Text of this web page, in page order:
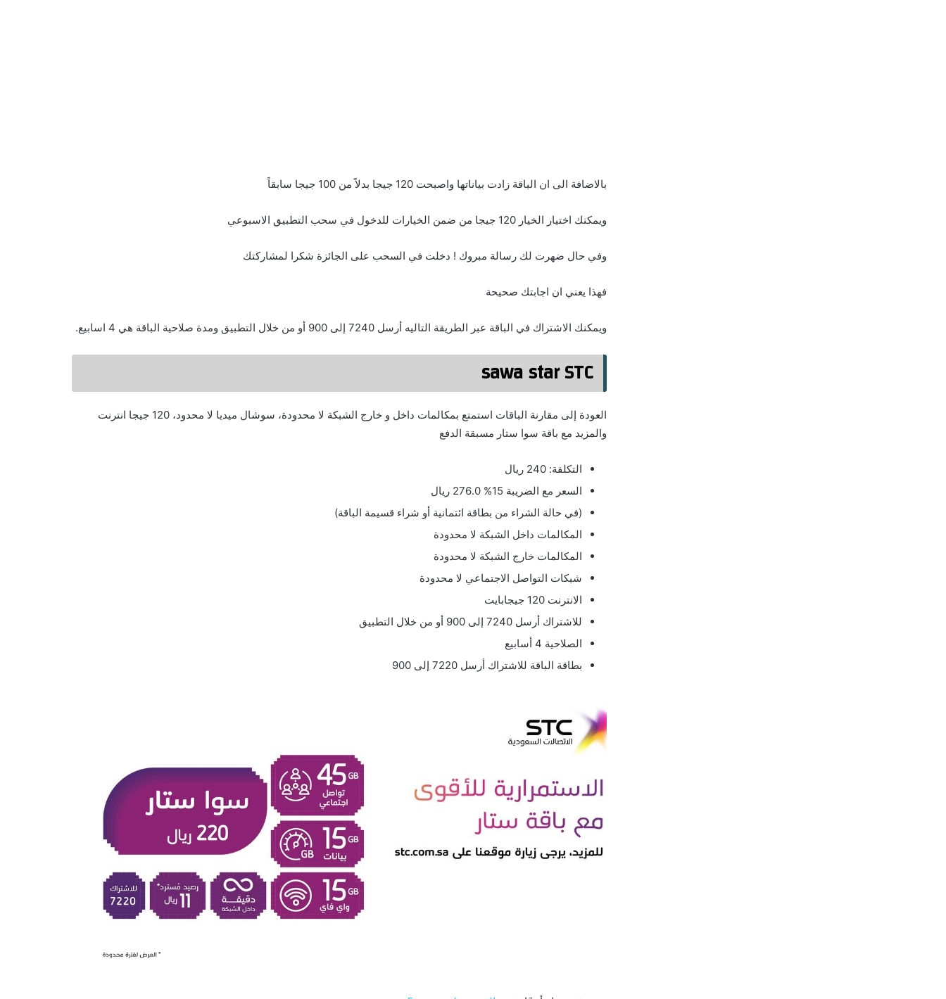
بالاضافة الى ان الباقة زادت بياناتها واصبحت 120 جيجا بدلاً من 100 جيجا سابقاً
ويمكنك اختيار الخيار 120 جيجا من ضمن الخيارات للدخول في سحب التطبيق الاسبوعي
وفي حال ضهرت لك رسالة مبروك ! دخلت في السحب على الجائزة شكرا لمشاركتك
فهذا يعني ان اجابتك صحيحة
ويمكنك الاشتراك في الباقة عبر الطريقة التاليه أرسل 7240 إلى 900 أو من خلال التطبيق ومدة صلاحية الباقة هي 4 اسابيع.
sawa star STC
العودة إلى مقارنة الباقات استمتع بمكالمات داخل و خارج الشبكة لا محدودة، سوشال ميديا لا محدود، 120 جيجا انترنت
والمزيد مع باقة سوا ستار مسبقة الدفع
التكلفة: 240 ريال
السعر مع الضريبة 15% 276.0 ريال
(في حالة الشراء من بطاقة ائتمانية أو شراء قسيمة الباقة)
المكالمات داخل الشبكة لا محدودة
المكالمات خارج الشبكة لا محدودة
شبكات التواصل الاجتماعي لا محدودة
الانترنت 120 جيجابايت
للاشتراك أرسل 7240 إلى 900 أو من خلال التطبيق
الصلاحية 4 أسابيع
بطاقة الباقة للاشتراك أرسل 7220 إلى 900